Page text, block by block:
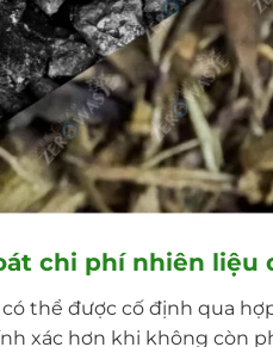
chi phí nhiên liệu
có thể được cố định qua
xác hơn khi không còn